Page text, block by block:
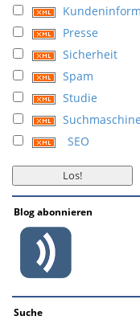
Presse
Sicherheit
Spam
Studie
SEO
Blog abonnieren
Suche